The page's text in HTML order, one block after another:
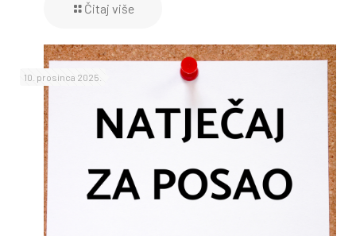
Čitaj više
10. prosinca 2025.